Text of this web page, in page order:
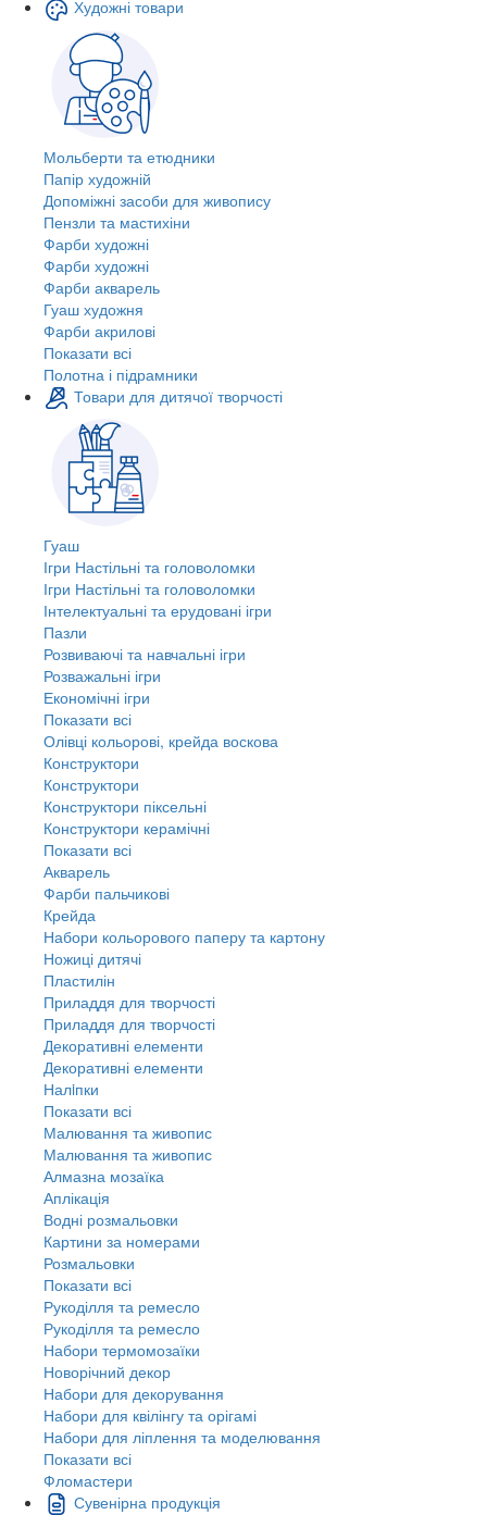
Художні товари
Мольберти та етюдники
Папір художній
Допоміжні засоби для живопису
Пензли та мастихіни
Фарби художні
Фарби художні
Фарби акварель
Гуаш художня
Фарби акрилові
Показати всі
Полотна і підрамники
Товари для дитячої творчості
Гуаш
Ігри Настільні та головоломки
Ігри Настільні та головоломки
Інтелектуальні та ерудовані ігри
Пазли
Розвиваючі та навчальні ігри
Розважальні ігри
Економічні ігри
Показати всі
Олівці кольорові, крейда воскова
Конструктори
Конструктори
Конструктори піксельні
Конструктори керамічні
Показати всі
Акварель
Фарби пальчикові
Крейда
Набори кольорового паперу та картону
Ножиці дитячі
Пластилін
Приладдя для творчості
Приладдя для творчості
Декоративні елементи
Декоративні елементи
Налiпки
Показати всі
Малювання та живопис
Малювання та живопис
Алмазна мозаїка
Аплікація
Водні розмальовки
Картини за номерами
Розмальовки
Показати всі
Рукоділля та ремесло
Рукоділля та ремесло
Набори термомозаїки
Новорічний декор
Набори для декорування
Набори для квілінгу та орігамі
Набори для ліплення та моделювання
Показати всі
Фломастери
Сувенірна продукція